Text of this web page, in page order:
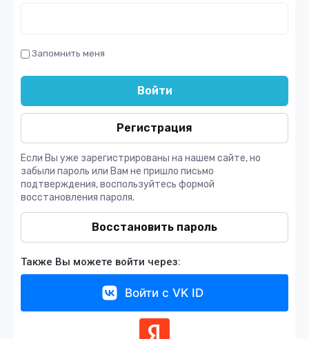
Запомнить меня
Войти
Регистрация
Если Вы уже зарегистрированы на нашем сайте, но
забыли пароль или Вам не пришло письмо
подтверждения, воспользуйтесь формой
восстановления пароля.
Восстановить пароль
Также Вы можете войти через:
Войти с VK ID